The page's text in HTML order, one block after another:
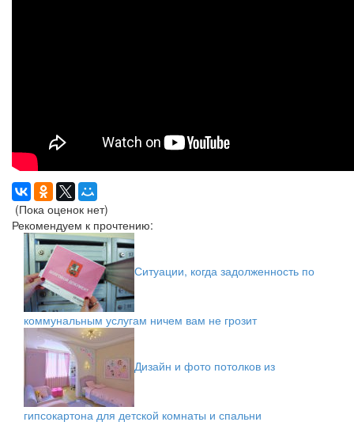
(Пока оценок нет)
Рекомендуем к прочтению:
Ситуации, когда задолженность по
коммунальным услугам ничем вам не грозит
Дизайн и фото потолков из
гипсокартона для детской комнаты и спальни